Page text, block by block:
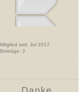
Mitglied seit: Jul 2017
Beiträge: 2